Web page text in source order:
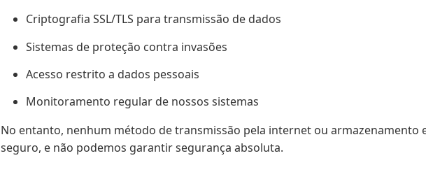
Criptografia SSL/TLS para transmissão de dados
Sistemas de proteção contra invasões
Acesso restrito a dados pessoais
Monitoramento regular de nossos sistemas
No entanto, nenhum método de transmissão pela internet ou armazenamento
seguro, e não podemos garantir segurança absoluta.